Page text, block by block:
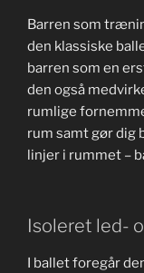
Barren som
den klassiske
barren som en
den også
rumlige
rum samt gør dig
linjer i rummet –
Isoleret led-
I ballet foregår